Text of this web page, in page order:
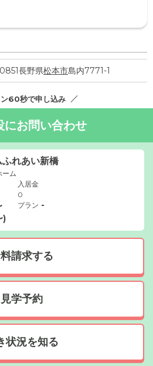
長野県松本市島内7771-1
ン60秒で申し込み
にお問い合わせ
れあい新橋
ーム
)
入居金
0
プラン -
請求する
見学予約
状況を知る